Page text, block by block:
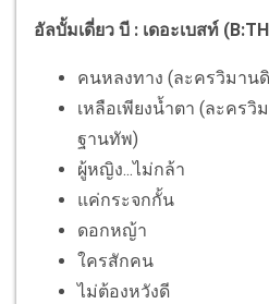
อัลบั้มเดี่ยว บี : เดอะเบสท์
คนหลงทาง (ละครวิมาน
เหลือเพียงน้ำตา (ละคร
ฐานทัพ)
ผู้หญิง...ไม่กล้า
แค่กระจกกั้น
ดอกหญ้า
ใครสักคน
ไม่ต้องหวังดี